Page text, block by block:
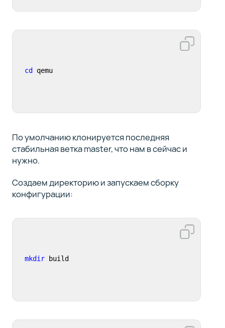
cd qemu
По умолчанию клонируется последняя
стабильная ветка master, что нам в сейчас и
нужно.
Создаем директорию и запускаем сборку
конфигурации:
mkdir build